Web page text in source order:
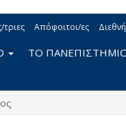
τριες Απόφοιτοι/ες Διεθνή
ΤΟ